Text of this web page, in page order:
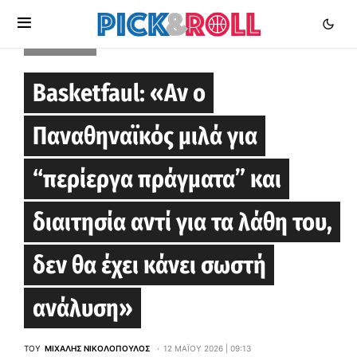
Basketfaul: «Αν ο
Παναθηναϊκός μιλά για
“περίεργα πράγματα” και
διαιτησία αντί για τα λάθη του,
δεν θα έχει κάνει σωστή
ανάλυση»
ΤΟΥ ΜΙΧΆΛΗΣ ΝΙΚΟΛΌΠΟΥΛΟΣ 12 ΜΑΪ́ΟΥ 2026 | 09:13